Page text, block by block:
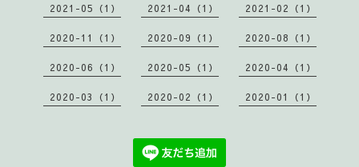
2021-05（1） 2021-04（1） 2021-02（1）
2020-11（1） 2020-09（1） 2020-08（1）
2020-06（1） 2020-05（1） 2020-04（1）
2020-03（1） 2020-02（1） 2020-01（1）